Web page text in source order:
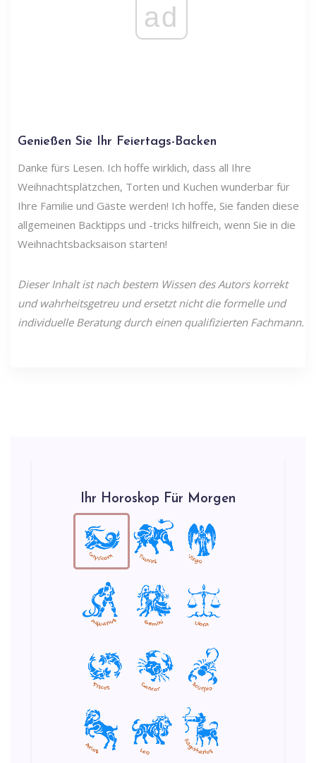
ad
Genießen Sie Ihr Feiertags-Backen
Danke fürs Lesen. Ich hoffe wirklich, dass all Ihre
Weihnachtsplätzchen, Torten und Kuchen wunderbar für
Ihre Familie und Gäste werden! Ich hoffe, Sie fanden diese
allgemeinen Backtipps und -tricks hilfreich, wenn Sie in die
Weihnachtsbacksaison starten!
Dieser Inhalt ist nach bestem Wissen des Autors korrekt
und wahrheitsgetreu und ersetzt nicht die formelle und
individuelle Beratung durch einen qualifizierten Fachmann.
Ihr Horoskop Für Morgen